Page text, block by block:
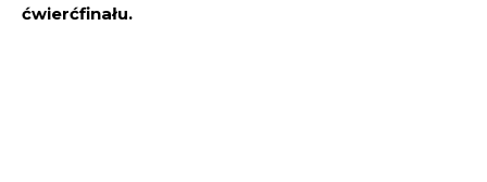
ćwierćfinału.